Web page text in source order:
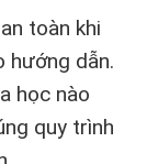
toàn khi
hướng dẫn.
học nào
quy trình